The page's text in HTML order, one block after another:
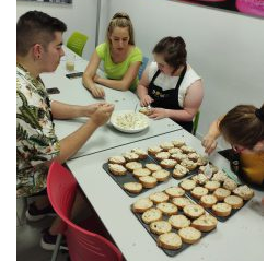
COLABORA